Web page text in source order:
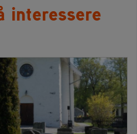
interessere